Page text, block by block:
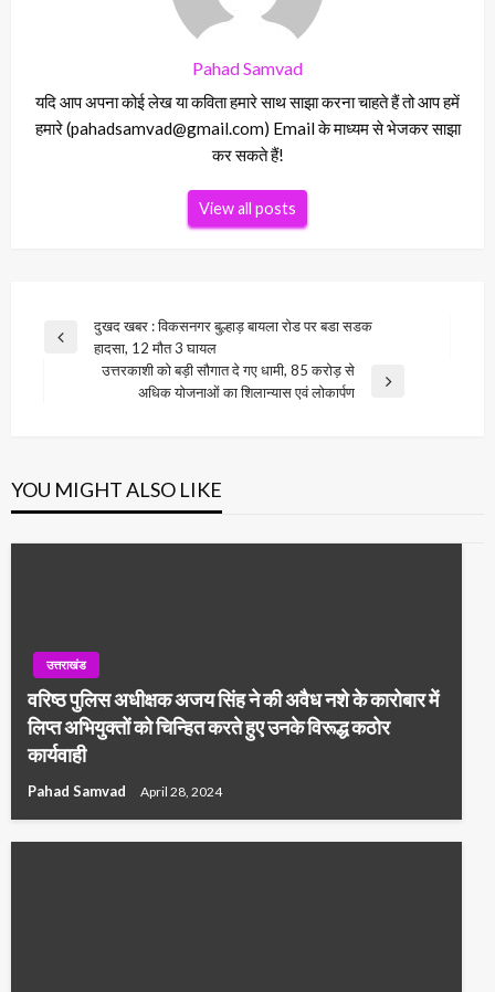
Pahad Samvad
यदि आप अपना कोई लेख या कविता हमारे साथ साझा करना चाहते हैं तो आप हमें
हमारे (pahadsamvad@gmail.com) Email के माध्यम से भेजकर साझा
कर सकते हैं!
View all posts
Post
navigation
Previous
दुखद खबर : विकसनगर बुल्हाड़ बायला रोड पर बडा सडक
हादसा, 12 मौत 3 घायल
उत्तरकाशी को बड़ी सौगात दे गए धामी, 85 करोड़ से
अधिक योजनाओं का शिलान्यास एवं लोकार्पण
YOU MIGHT ALSO LIKE
उत्तराखंड
वरिष्ठ पुलिस अधीक्षक अजय सिंह ने की अवैध नशे के कारोबार में
लिप्त अभियुक्तों को चिन्हित करते हुए उनके विरूद्ध कठोर
कार्यवाही
Pahad Samvad April 28, 2024